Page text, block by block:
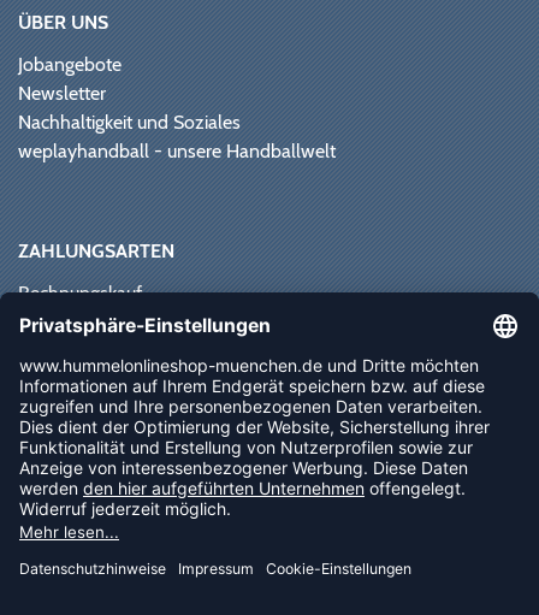
ÜBER UNS
Jobangebote
Newsletter
Nachhaltigkeit und Soziales
weplayhandball - unsere Handballwelt
ZAHLUNGSARTEN
Rechnungskauf
Paypal
Vorkasse
Sofortüberweisung
NEWSLETTER